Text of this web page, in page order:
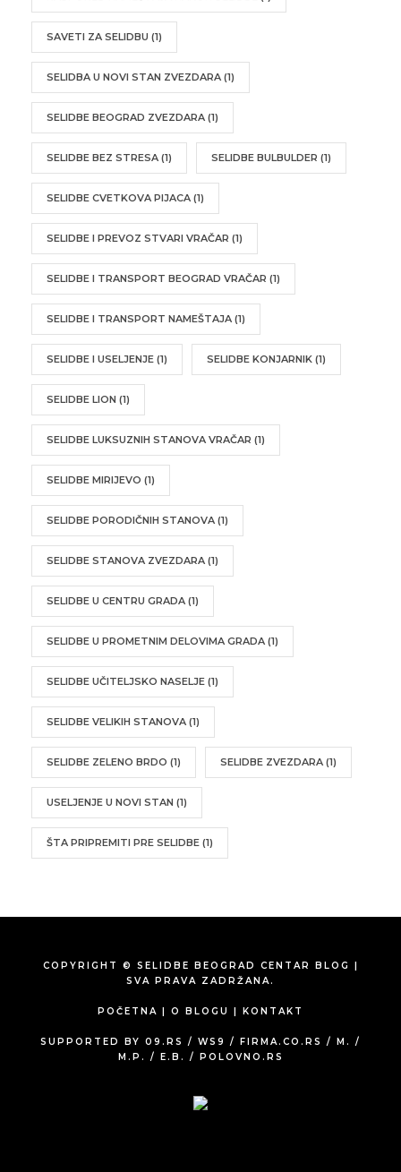
SAVETI ZA SELIDBU (1)
SELIDBA U NOVI STAN ZVEZDARA (1)
SELIDBE BEOGRAD ZVEZDARA (1)
SELIDBE BEZ STRESA (1) SELIDBE BULBULDER (1)
SELIDBE CVETKOVA PIJACA (1)
SELIDBE I PREVOZ STVARI VRAČAR (1)
SELIDBE I TRANSPORT BEOGRAD VRAČAR (1)
SELIDBE I TRANSPORT NAMEŠTAJA (1)
SELIDBE I USELJENJE (1) SELIDBE KONJARNIK (1)
SELIDBE LION (1)
SELIDBE LUKSUZNIH STANOVA VRAČAR (1)
SELIDBE MIRIJEVO (1)
SELIDBE PORODIČNIH STANOVA (1)
SELIDBE STANOVA ZVEZDARA (1)
SELIDBE U CENTRU GRADA (1)
SELIDBE U PROMETNIM DELOVIMA GRADA (1)
SELIDBE UČITELJSKO NASELJE (1)
SELIDBE VELIKIH STANOVA (1)
SELIDBE ZELENO BRDO (1) SELIDBE ZVEZDARA (1)
USELJENJE U NOVI STAN (1)
ŠTA PRIPREMITI PRE SELIDBE (1)
COPYRIGHT © SELIDBE BEOGRAD CENTAR BLOG |
SVA PRAVA ZADRŽANA.
POČETNA | O BLOGU | KONTAKT
SUPPORTED BY 09.RS / WS9 / FIRMA.CO.RS / M.
/
M.P.
/ E.B. / POLOVNO.RS